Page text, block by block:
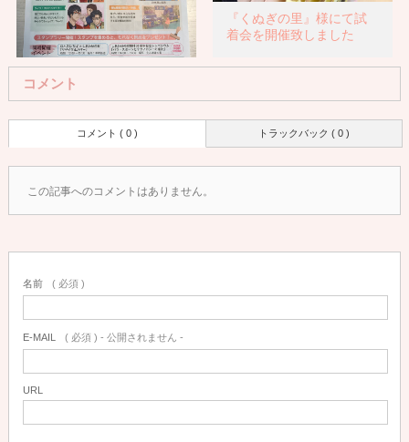
こうべユニバーサルデザ
インフェア出展
『くぬぎの里』様にて試
着会を開催致しました
コメント
トラックバック ( 0 )
コメント ( 0 )
この記事へのコメントはありません。
名前 ( 必須 )
E-MAIL ( 必須 ) - 公開されません -
URL